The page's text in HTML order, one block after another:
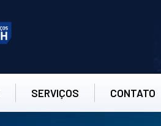
SERVIÇOS CONTATO